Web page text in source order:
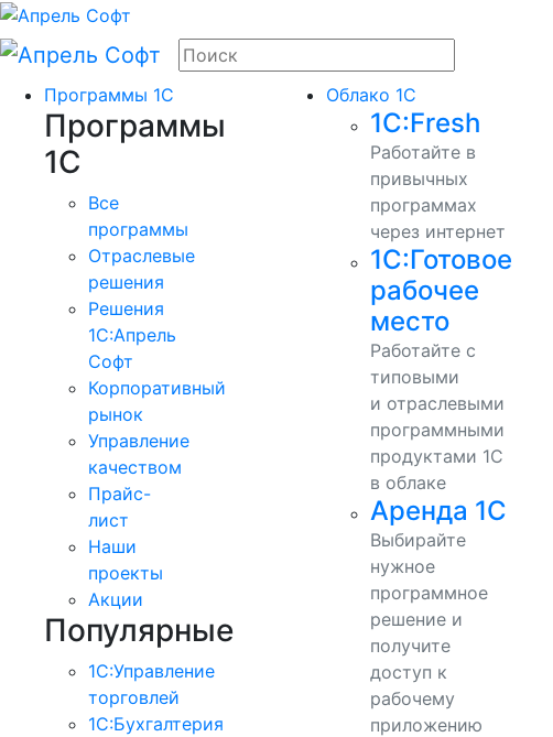
Программы 1С
Программы
1С
Все
программы
Отраслевые
решения
Решения
1C:Апрель
Софт
Корпоративный
рынок
Управление
качеством
Прайс-
лист
Наши
проекты
Акции
Популярные
1С:Управление
торговлей
1С:Бухгалтерия
Облако 1С
1С:Fresh
Работайте в
привычных
программах
через интернет
1С:Готовое
рабочее
место
Работайте с
типовыми
и отраслевыми
программными
продуктами 1С
в облаке
Аренда 1С
Выбирайте
нужное
программное
решение и
получите
доступ к
рабочему
приложению